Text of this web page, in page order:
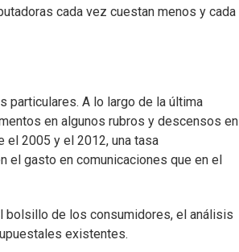
cada vez cuestan menos y cada
particulares. A lo largo de la última
en algunos rubros y descensos en
el 2005 y el 2012, una tasa
el gasto en comunicaciones que en el
bolsillo de los consumidores, el análisis
existentes.